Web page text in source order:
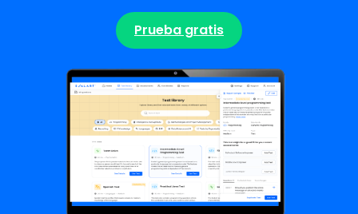
Prueba gratis